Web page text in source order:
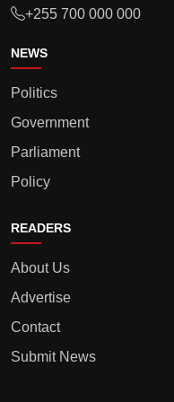
+255 700 000 000
NEWS
Politics
Government
Parliament
Policy
READERS
About Us
Advertise
Contact
Submit News